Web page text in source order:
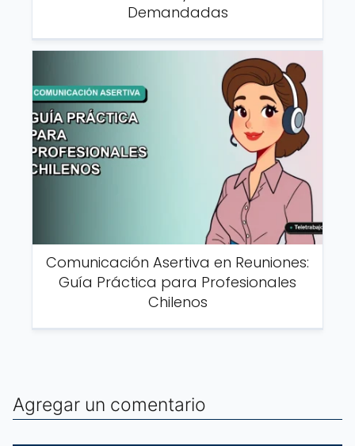
Demandadas
Comunicación Asertiva en Reuniones:
Guía Práctica para Profesionales
Chilenos
Agregar un comentario